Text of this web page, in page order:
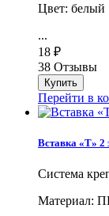
Цвет: белый
...
18 ₽
38 Отзывы
Перейти в
Вставка «Т» 2
Система
Материал: